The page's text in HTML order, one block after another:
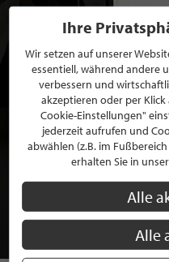
BEWERBEN SIE
JETZT
Ihre
Wir setzen auf unserer
essentiell, während andere
verbessern und
akzeptieren oder per
Cookie-Einstellungen"
jederzeit aufrufen und
abwählen (z.B. im
erhalten Sie in
Alle
Alle